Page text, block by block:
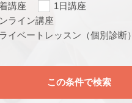
講座
1日講座
ライン講座
イベートレッスン（個別診断）